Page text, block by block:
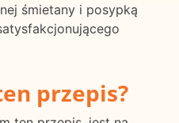
śmietany i posypką
przepis?